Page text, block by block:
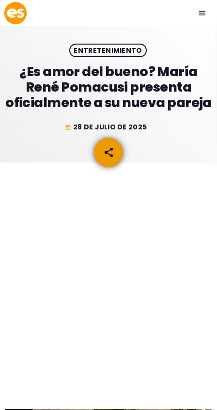
menu
EMISIÓN LA PAZ
play_arrow EMISIÓN COCHABAMBA
ENTRETENIMIENTO
¿Es amor del bueno? María
René Pomacusi presenta
oficialmente a su nueva pareja
today 28 DE JULIO DE 2025
share
email